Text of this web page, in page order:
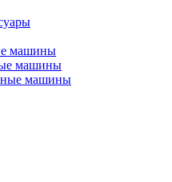
машины
машины
машины